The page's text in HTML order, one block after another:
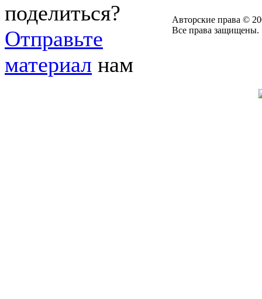
поделиться?
Отправьте
материал нам
Авторские права ©
Все права защищены.